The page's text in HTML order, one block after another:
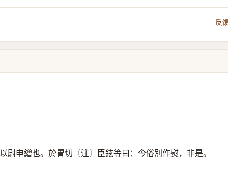
反
尉申繒也。於胃切〖注〗臣鉉等曰：今俗別作熨，非是。